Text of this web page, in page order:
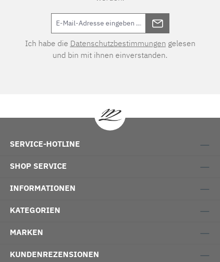
Ich habe die Datenschutzbestimmungen gelesen
und bin mit ihnen einverstanden.
SERVICE-HOTLINE
SHOP SERVICE
INFORMATIONEN
KATEGORIEN
MARKEN
KUNDENREZENSIONEN